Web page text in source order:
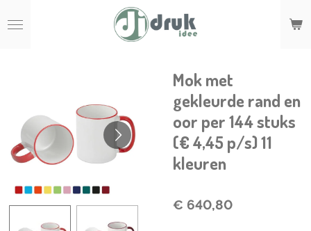
direct
Mok met
gekleurde rand en
oor per 144 stuks
(€ 4,45 p/s) 11
kleuren
€ 640,80